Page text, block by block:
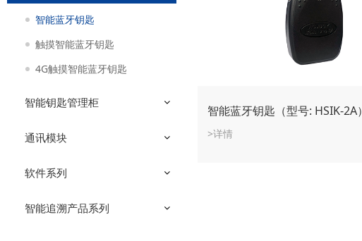
智能蓝牙钥匙
触摸智能蓝牙钥匙
4G触摸智能蓝牙钥匙
智能钥匙管理柜
通讯模块
软件系列
智能追溯产品系列
智能蓝牙钥匙（型号: HSIK-2A）
>详情